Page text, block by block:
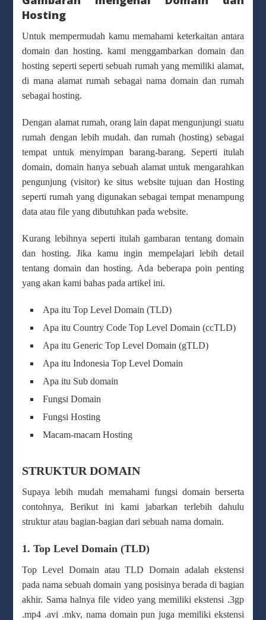
Hosting
Untuk mempermudah kamu memahami keterkaitan antara
domain dan hosting. kami menggambarkan domain dan
hosting seperti seperti sebuah rumah yang memiliki alamat,
di mana alamat rumah sebagai nama domain dan rumah
sebagai hosting.
Dengan alamat rumah, orang lain dapat mengunjungi suatu
rumah dengan lebih mudah. dan rumah (hosting) sebagai
tempat untuk menyimpan barang-barang. Seperti itulah
domain, domain hanya sebuah alamat untuk mengarahkan
pengunjung (visitor) ke situs website tujuan dan Hosting
seperti rumah yang digunakan sebagai tempat menampung
data atau file yang dibutuhkan pada website.
Kurang lebihnya seperti itulah gambaran tentang domain
dan hosting. Jika kamu ingin mempelajari lebih detail
tentang domain dan hosting. Ada beberapa poin penting
yang akan kami bahas pada artikel ini.
Apa itu Top Level Domain (TLD)
Apa itu Country Code Top Level Domain (ccTLD)
Apa itu Generic Top Level Domain (gTLD)
Apa itu Indonesia Top Level Domain
Apa itu Sub domain
Fungsi Domain
Fungsi Hosting
Macam-macam Hosting
STRUKTUR DOMAIN
Supaya lebih mudah memahami fungsi domain berserta
contohnya, Berikut ini kami jabarkan terlebih dahulu
struktur atau bagian-bagian dari sebuah nama domain.
1. Top Level Domain (TLD)
Top Level Domain atau TLD Domain adalah ekstensi
pada nama sebuah domain yang posisinya berada di bagian
akhir. Sama halnya file video yang memiliki ekstensi .3gp
.mp4 .avi .mkv, nama domain pun juga memiliki ekstensi